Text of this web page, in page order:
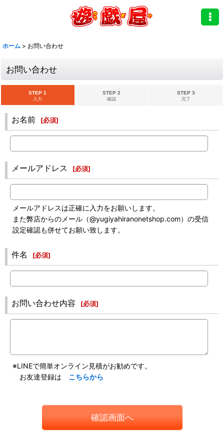
ホーム > お問い合わせ
お問い合わせ
STEP 1
入力
STEP 2
確認
STEP 3
完了
お名前 [必須]
メールアドレス [必須]
メールアドレスは正確に入力をお願いします。
また弊店からのメール（@yugiyahiranonetshop.com）の受信
設定確認も併せてお願い致します。
件名 [必須]
お問い合わせ内容 [必須]
※LINEで簡単オンライン見積がお勧めです。
お友達登録は こちらから
確認画面へ